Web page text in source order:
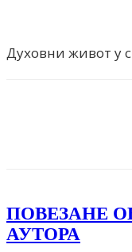
Духовни живот у
ПОВЕЗАНЕ
АУТОРА